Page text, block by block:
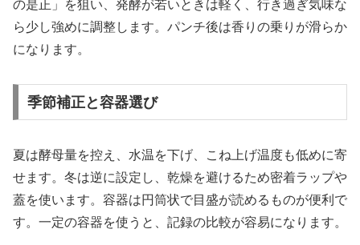
の是正」を狙い、発酵が若いときは軽く、行き過ぎ気味な
ら少し強めに調整します。パンチ後は香りの乗りが滑らか
になります。
季節補正と容器選び
夏は酵母量を控え、水温を下げ、こね上げ温度も低めに寄
せます。冬は逆に設定し、乾燥を避けるため密着ラップや
蓋を使います。容器は円筒状で目盛が読めるものが便利で
す。一定の容器を使うと、記録の比較が容易になります。